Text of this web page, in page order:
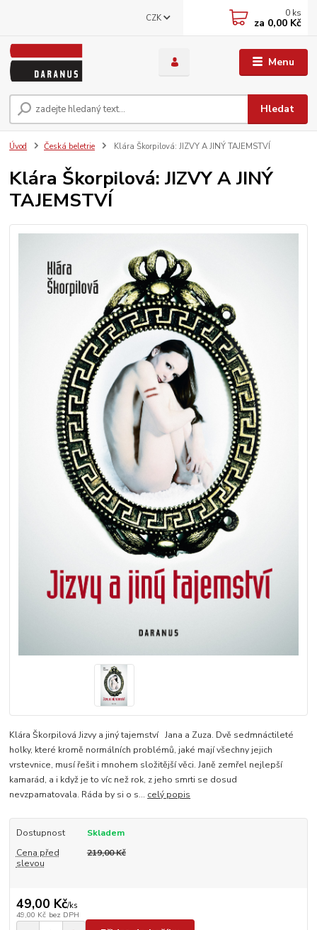
Menu
CZK
Hledat
0 ks
za 0,00 Kč
Úvod Česká beletrie Klára Škorpilová: JIZVY A JINÝ TAJEMSTVÍ
Klára Škorpilová: JIZVY A JINÝ
TAJEMSTVÍ
Klára Škorpilová Jizvy a jiný tajemství Jana a Zuza. Dvě sedmnáctileté
holky, které kromě normálních problémů, jaké mají všechny jejich
vrstevnice, musí řešit i mnohem složitější věci. Janě zemřel nejlepší
kamarád, a i když je to víc než rok, z jeho smrti se dosud
nevzpamatovala. Ráda by si o s... celý popis
Dostupnost
Skladem
Cena před
slevou
219,00 Kč
49,00 Kč/ks
49,00 Kč bez DPH